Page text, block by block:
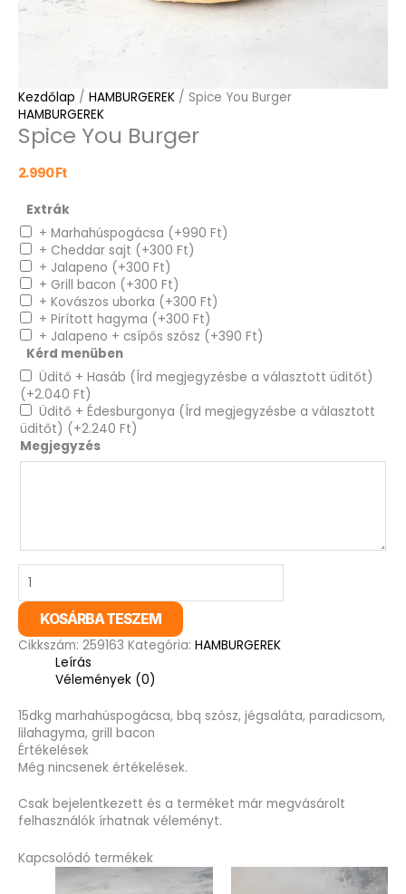
Kezdőlap / HAMBURGEREK / Spice You Burger
HAMBURGEREK
Spice You Burger
2.990 Ft
Extrák
+ Marhahúspogácsa (+990 Ft)
+ Cheddar sajt (+300 Ft)
+ Jalapeno (+300 Ft)
+ Grill bacon (+300 Ft)
+ Kovászos uborka (+300 Ft)
+ Pirított hagyma (+300 Ft)
+ Jalapeno + csípős szósz (+390 Ft)
Kérd menüben
Üditő + Hasáb (Írd megjegyzésbe a választott üditőt)
(+2.040 Ft)
Üditő + Édesburgonya (Írd megjegyzésbe a választott
üditőt) (+2.240 Ft)
Megjegyzés
KOSÁRBA TESZEM
Cikkszám: 259163 Kategória: HAMBURGEREK
Leírás
Vélemények (0)
15dkg marhahúspogácsa, bbq szósz, jégsaláta, paradicsom,
lilahagyma, grill bacon
Értékelések
Még nincsenek értékelések.
Csak bejelentkezett és a terméket már megvásárolt
felhasználók írhatnak véleményt.
Kapcsolódó termékek